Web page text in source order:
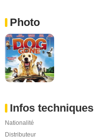
Photo
Infos techniques
Nationalité
Distributeur